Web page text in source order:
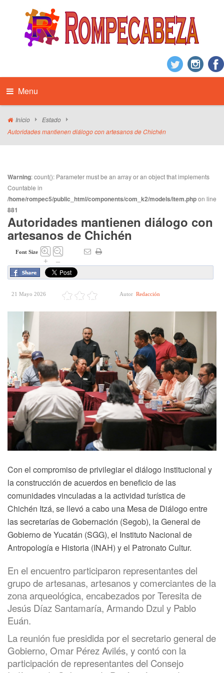
Menu
Inicio
Estado
Autoridades mantienen diálogo con artesanos de Chichén
Warning: count(): Parameter must be an array or an object that implements
Countable in
/home/rompec5/public_html/components/com_k2/models/item.phpon line
881
Autoridades mantienen diálogo con
artesanos de Chichén
Font Size
+ –
21 Mayo 2026 Autor Redacción
Con el compromiso de privilegiar el diálogo institucional y
la construcción de acuerdos en beneficio de las
comunidades vinculadas a la actividad turística de
Chichén Itzá, se llevó a cabo una Mesa de Diálogo entre
las secretarías de Gobernación (Segob), la General de
Gobierno de Yucatán (SGG), el Instituto Nacional de
Antropología e Historia (INAH) y el Patronato Cultur.
En el encuentro participaron representantes del
grupo de artesanas, artesanos y comerciantes de la
zona arqueológica, encabezados por Teresita de
Jesús Díaz Santamaría, Armando Dzul y Pablo
Euán.
La reunión fue presidida por el secretario general de
Gobierno, Omar Pérez Avilés, y contó con la
participación de representantes del Consejo